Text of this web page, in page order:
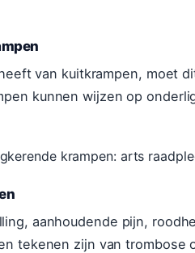
van kuitkrampen, moet
kunnen wijzen op
krampen: arts
aanhoudende pijn,
tekenen zijn van trombose